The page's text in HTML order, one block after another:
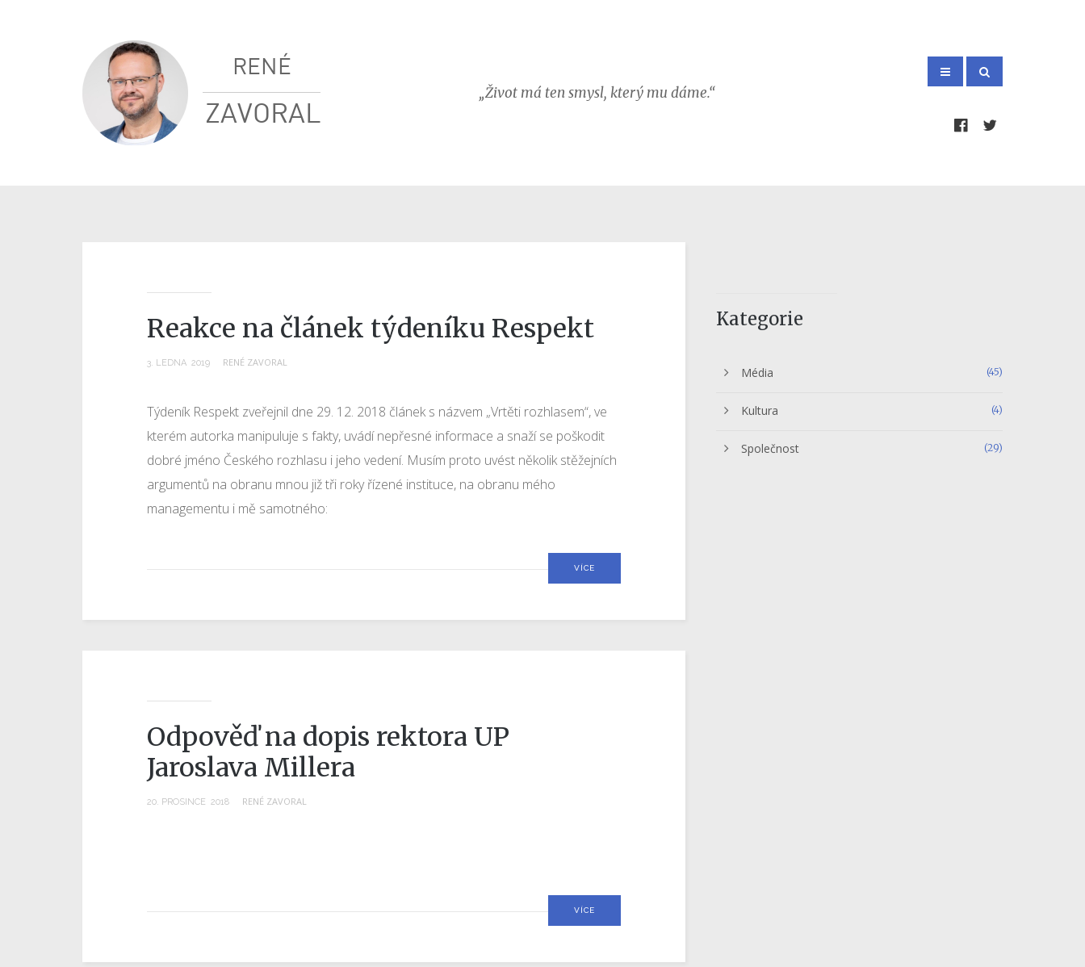
RENÉ
ZAVORAL
„Život má ten smysl, který mu dáme.“
Reakce na článek týdeníku Respekt
3. LEDNA 2019 RENÉ ZAVORAL
Týdeník Respekt zveřejnil dne 29. 12. 2018 článek s názvem „Vrtěti rozhlasem“, ve
kterém autorka manipuluje s fakty, uvádí nepřesné informace a snaží se poškodit
dobré jméno Českého rozhlasu i jeho vedení. Musím proto uvést několik stěžejních
argumentů na obranu mnou již tři roky řízené instituce, na obranu mého
managementu i mě samotného:
VÍCE
Odpověď na dopis rektora UP
Jaroslava Millera
20. PROSINCE 2018 RENÉ ZAVORAL
VÍCE
Kategorie
Média (45)
Kultura (4)
Společnost (29)